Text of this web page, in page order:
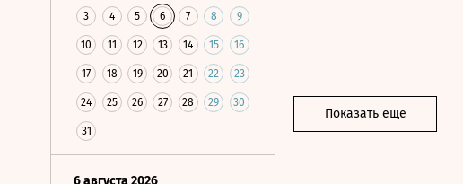
3 4 5 6 7 8 9
10 11 12 13 14 15 16
17 18 19 20 21 22 23
24 25 26 27 28 29 30
31
6 августа 2026
Показать еще